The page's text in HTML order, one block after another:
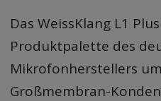
DasWeissKlang L1 Plus
Produktpalette des
Mikrofonherstellers
Großmembran-